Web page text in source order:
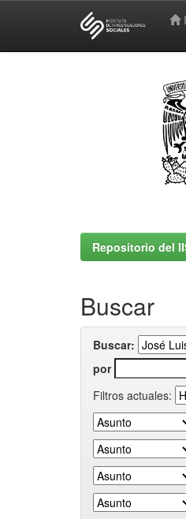
Repositorio del
Buscar
Buscar:
por
Filtros actuales: